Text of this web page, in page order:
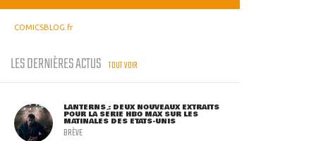
COMICSBLOG.fr
LES DERNIÈRES ACTUS TOUT VOIR
LANTERNS : DEUX NOUVEAUX EXTRAITS
POUR LA SÉRIE HBO MAX SUR LES
MATINALES DES ETATS-UNIS
BRÈVE